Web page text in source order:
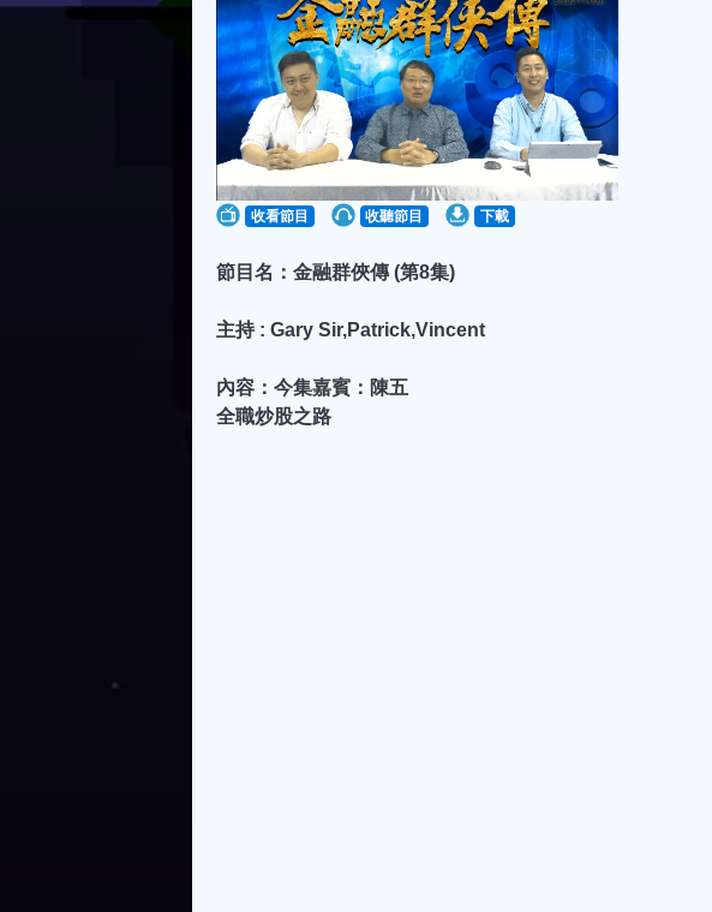
收看節目 收聽節目 下載
節目名：金融群俠傳 (第8集)
主持 : Gary Sir,Patrick,Vincent
內容：今集嘉賓：陳五
全職炒股之路